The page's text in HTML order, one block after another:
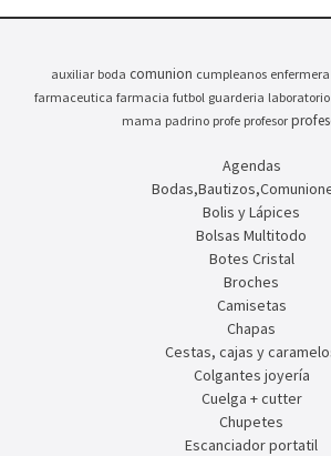
auxiliar boda comunion cumpleanos enfermera
farmaceutica farmacia futbol guarderia laboratorio
mama padrino profe profesor
Agendas
Bolis y Lápices
Bolsas Multitodo
Botes Cristal
Broches
Camisetas
Chapas
Cestas, cajas y
Colgantes joyería
Cuelga + cutter
Chupetes
Escanciador portatil